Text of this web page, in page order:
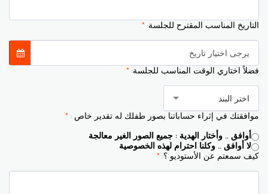
التاريخ المناسب المقترح للجلسة: *
يرجى اختيار تاريخ
فضلاً اختاري الوقت المناسب للجلسة: *
اختر البند
موافقتك في إثراء حساباتنا بصور طفلك له تقدير خاص : *
أوافق .. وأختار الهدية : جميع الصور الغير معالجة
لا أوافق .. وكلنا احترام لهذه الخصوصية
كيف سمعتم عن الأستوديو ؟: *